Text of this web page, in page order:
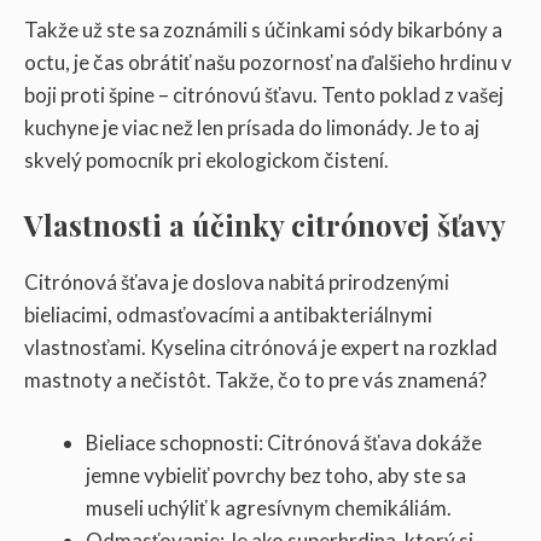
Takže už ste sa zoznámili s účinkami sódy bikarbóny a
octu, je čas obrátiť našu pozornosť na ďalšieho hrdinu v
boji proti špine – citrónovú šťavu. Tento poklad z vašej
kuchyne je viac než len prísada do limonády. Je to aj
skvelý pomocník pri ekologickom čistení.
Vlastnosti a účinky citrónovej šťavy
Citrónová šťava je doslova nabitá prirodzenými
bieliacimi, odmasťovacími a antibakteriálnymi
vlastnosťami. Kyselina citrónová je expert na rozklad
mastnoty a nečistôt. Takže, čo to pre vás znamená?
Bieliace schopnosti: Citrónová šťava dokáže
jemne vybieliť povrchy bez toho, aby ste sa
museli uchýliť k agresívnym chemikáliám.